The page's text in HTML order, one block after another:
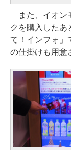
また、イオン
クを購入したあ
て！インフォ」
の仕掛けも用意